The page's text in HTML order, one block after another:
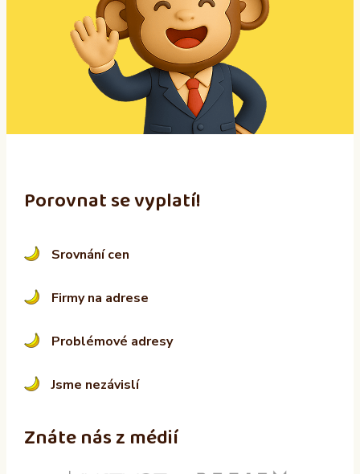
:
Porovnat se vyplatí!
Srovnání cen
Firmy na adrese
Problémové adresy
Jsme nezávislí
Znáte nás z médií